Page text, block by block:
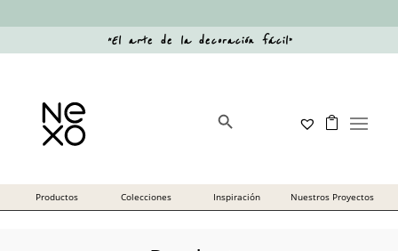
“El arte de la decoración fácil”